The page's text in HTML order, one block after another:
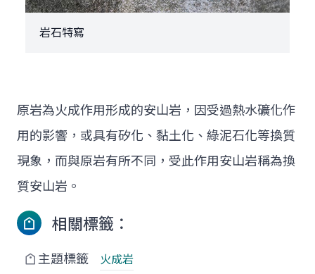
岩石特寫
原岩為火成作用形成的安山岩，因受過熱水礦化作
用的影響，或具有矽化、黏土化、綠泥石化等換質
現象，而與原岩有所不同，受此作用安山岩稱為換
質安山岩。
相關標籤：
主題標籤 火成岩